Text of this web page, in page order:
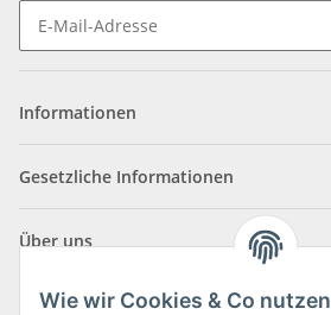
Informationen
Gesetzliche Informationen
Über uns
Wie wir Cookies & Co nutzen